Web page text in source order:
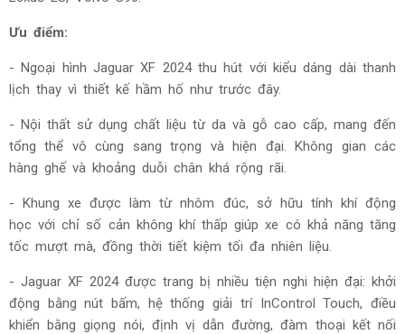
Ưu điểm:
- Ngoại hình Jaguar XF 2024 thu hút với kiểu dáng dài thanh
lịch thay vì thiết kế hầm hố như trước đây.
- Nội thất sử dụng chất liệu từ da và gỗ cao cấp, mang đến
tổng thể vô cùng sang trọng và hiện đại. Không gian các
hàng ghế và khoảng duỗi chân khá rộng rãi.
- Khung xe được làm từ nhôm đúc, sở hữu tính khí động
học với chỉ số cản không khí thấp giúp xe có khả năng tăng
tốc mượt mà, đồng thời tiết kiệm tối đa nhiên liệu.
- Jaguar XF 2024 được trang bị nhiều tiện nghi hiện đại: khởi
động bằng nút bấm, hệ thống giải trí InControl Touch, điều
khiển bằng giọng nói, định vị dẫn đường, đàm thoại kết nối